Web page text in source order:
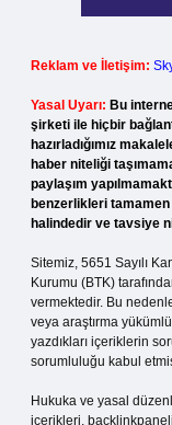
Reklam ve İletişim:
Yasal Uyarı: Bu
şirketi ile hiçbir
hazırladığımız
haber niteliği
paylaşım
benzerlikleri
halindedir ve tavsiye
Sitemiz, 5651 Sayılı
Kurumu (BTK)
vermektedir. Bu
veya araştırma
yazdıkları içeriklerin
sorumluluğu kabul
Hukuka ve yasal
içerikleri,